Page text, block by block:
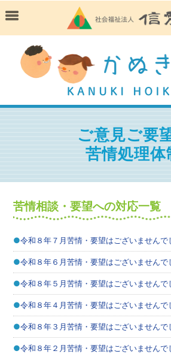
ご意見ご要
苦情処理体
苦情相談・要望への対応一覧
令和８年７月苦情・要望はございませんで
令和８年６月苦情・要望はございませんで
令和８年５月苦情・要望はございませんで
令和８年４月苦情・要望はございませんで
令和８年３月苦情・要望はございませんで
令和８年２月苦情・要望はございませんで